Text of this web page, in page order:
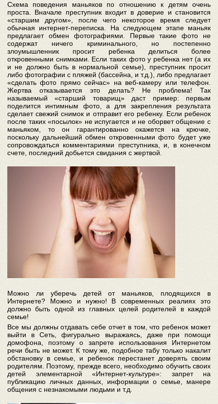
Схема поведения маньяков по отношению к детям очень
проста. Вначале преступник входит в доверие и становится
«старшим другом», после чего некоторое время следует
обычная интернет-переписка. На следующем этапе маньяк
предлагает обмен фотографиями. Первые такие фото не
содержат ничего криминального, но постепенно
злоумышленник просит ребенка делиться более
откровенными снимками. Если таких фото у ребенка нет (а их
и не должно быть в нормальной семье), преступник просит
либо фотографии с пляжей (бассейна, и т.д.), либо предлагает
«сделать фото прямо сейчас» на веб-камеру или телефон.
Жертва отказывается это делать? Не проблема! Так
называемый «старший товарищ» даст пример: первым
поделится интимным фото, а для закрепления результата
сделает свежий снимок и отправит его ребенку. Если ребенок
после таких «посылок» не испугается и не оборвет общение с
маньяком, то он гарантированно окажется на крючке,
поскольку дальнейший обмен откровенными фото будет уже
сопровождаться комментариями преступника, и, в конечном
счете, последний добьется свидания с жертвой.
Можно ли уберечь детей от маньяков, плодящихся в
Интернете? Можно и нужно! В современных реалиях это
должно быть одной из главных целей родителей в каждой
семье!
Все мы должны отдавать себе отчет в том, что ребенок может
выйти в Сеть, фигурально выражаясь, даже при помощи
домофона, поэтому о запрете использования Интернетом
речи быть не может. К тому же, подобное табу только накалит
обстановку в семье, и ребенок перестанет доверять своим
родителям. Поэтому, прежде всего, необходимо обучить своих
детей элементарной «Интернет-культуре»: запрет на
публикацию личных данных, информации о семье, манере
общения с незнакомыми людьми и т.д.